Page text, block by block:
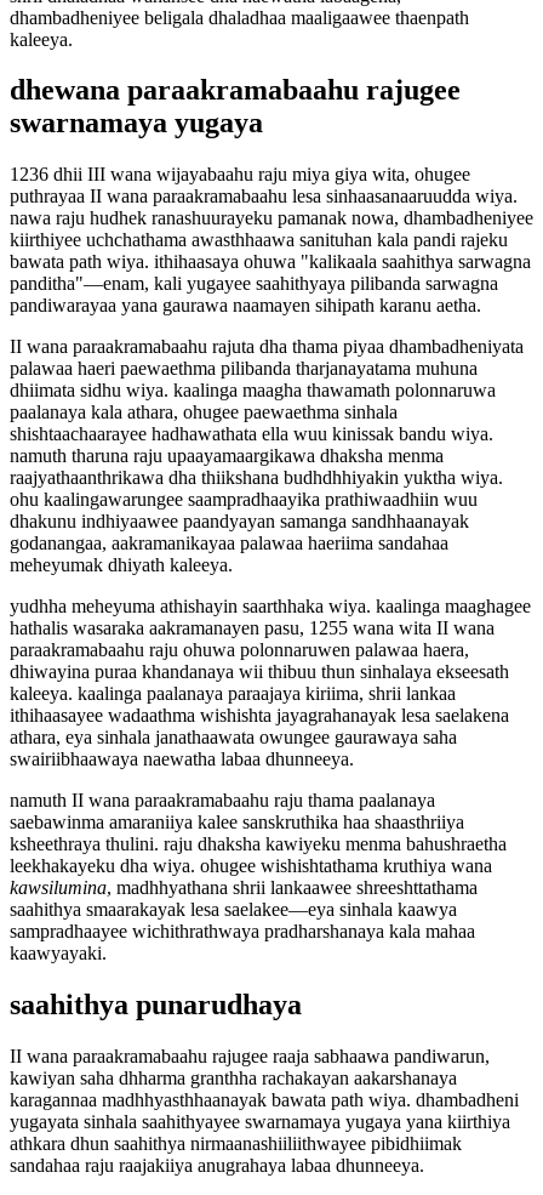
dhambadheniyee beligala dhaladhaa maaligaawee thaenpath
kaleeya.
dhewana paraakramabaahu rajugee
swarnamaya yugaya
1236 dhii III wana wijayabaahu raju miya giya wita, ohugee
puthrayaa II wana paraakramabaahu lesa sinhaasanaaruudda wiya.
nawa raju hudhek ranashuurayeku pamanak nowa, dhambadheniyee
kiirthiyee uchchathama awasthhaawa sanituhan kala pandi rajeku
bawata path wiya. ithihaasaya ohuwa "kalikaala saahithya sarwagna
panditha"—enam, kali yugayee saahithyaya pilibanda sarwagna
pandiwarayaa yana gaurawa naamayen sihipath karanu aetha.
II wana paraakramabaahu rajuta dha thama piyaa dhambadheniyata
palawaa haeri paewaethma pilibanda tharjanayatama muhuna
dhiimata sidhu wiya. kaalinga maagha thawamath polonnaruwa
paalanaya kala athara, ohugee paewaethma sinhala
shishtaachaarayee hadhawathata ella wuu kinissak bandu wiya.
namuth tharuna raju upaayamaargikawa dhaksha menma
raajyathaanthrikawa dha thiikshana budhdhhiyakin yuktha wiya.
ohu kaalingawarungee saampradhaayika prathiwaadhiin wuu
dhakunu indhiyaawee paandyayan samanga sandhhaanayak
godanangaa, aakramanikayaa palawaa haeriima sandahaa
meheyumak dhiyath kaleeya.
yudhha meheyuma athishayin saarthhaka wiya. kaalinga maaghagee
hathalis wasaraka aakramanayen pasu, 1255 wana wita II wana
paraakramabaahu raju ohuwa polonnaruwen palawaa haera,
dhiwayina puraa khandanaya wii thibuu thun sinhalaya ekseesath
kaleeya. kaalinga paalanaya paraajaya kiriima, shrii lankaa
ithihaasayee wadaathma wishishta jayagrahanayak lesa saelakena
athara, eya sinhala janathaawata owungee gaurawaya saha
swairiibhaawaya naewatha labaa dhunneeya.
namuth II wana paraakramabaahu raju thama paalanaya
saebawinma amaraniiya kalee sanskruthika haa shaasthriiya
ksheethraya thulini. raju dhaksha kawiyeku menma bahushraetha
leekhakayeku dha wiya. ohugee wishishtathama kruthiya wana
kawsilumina, madhhyathana shrii lankaawee shreeshttathama
saahithya smaarakayak lesa saelakee—eya sinhala kaawya
sampradhaayee wichithrathwaya pradharshanaya kala mahaa
kaawyayaki.
saahithya punarudhaya
II wana paraakramabaahu rajugee raaja sabhaawa pandiwarun,
kawiyan saha dhharma granthha rachakayan aakarshanaya
karagannaa madhhyasthhaanayak bawata path wiya. dhambadheni
yugayata sinhala saahithyayee swarnamaya yugaya yana kiirthiya
athkara dhun saahithya nirmaanashiiliithwayee pibidhiimak
sandahaa raju raajakiiya anugrahaya labaa dhunneeya.